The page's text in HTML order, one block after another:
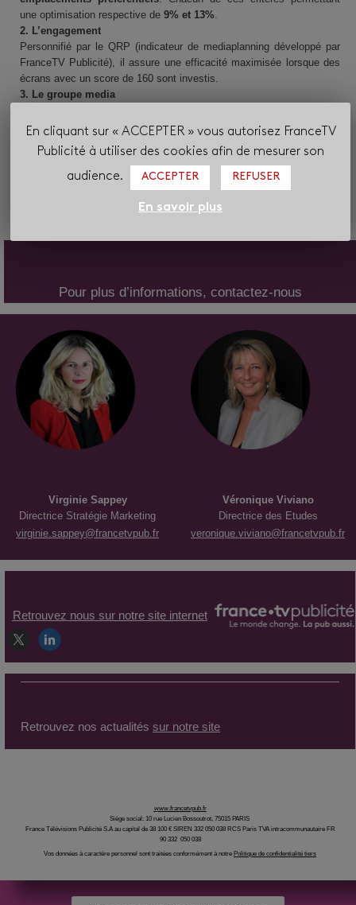
une optimisation respective de 9% et 13%
2. L’engagement
Personnifié par le QRP (indicateur de mediaplanning développé par
FranceTV Publicité), il assure une efficacité maximisée lorsque des
écrans avec un score de 160 sont investis.
3. Le groupe media
comme un
partenaire incontournable
générant un CA incrémental
de +91% supérieur à son niveau d’investissements. Des simulations
réalisées par Kantar Worldpanel démontrent qu’en augmentant la part
de GRP sur la cible media de France.tv à hauteur de 30%, le chiffre
d’affaires incrémental des campagnes serait plus important de +22%.
Pour plus d’informations, contactez-nous
Virginie Sappey
Directrice Stratégie Marketing
virginie.sappey@francetvpub.fr
Véronique Viviano
Directrice des Etudes
veronique.viviano@francetvpub.fr
Retrouvez nous sur notre site internet
Retrouvez nos actualités sur notre site
www.francetvpub.fr
Siège social: 10 rue Lucien Bossoutrot, 75015 PARIS
France Télévisions Publicité S.A au capital de 38 100 € SIREN 332 050 038 RCS Paris TVA intracommunautaire FR
90 332 050 038
Vos données à caractère personnel sont traitées conformément à notre Politique de confidentialité tiers
En cliquant sur « ACCEPTER » vous autorisez FranceTV
Publicité à utiliser des cookies afin de mesurer son
audience.
ACCEPTER REFUSER
En savoir plus